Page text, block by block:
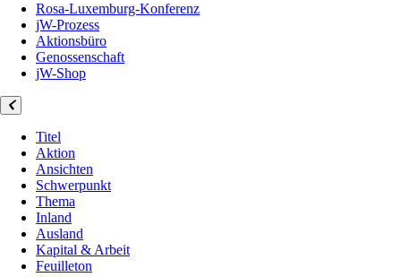
Rosa-Luxemburg-Konferenz
jW-Prozess
Aktionsbüro
Genossenschaft
jW-Shop
Titel
Aktion
Ansichten
Schwerpunkt
Thema
Inland
Ausland
Kapital & Arbeit
Feuilleton